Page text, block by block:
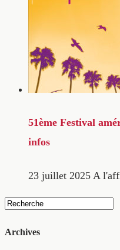
51ème Festival
infos
23 juillet 2025 A
Archives